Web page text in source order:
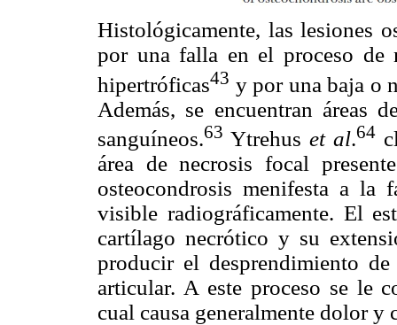
Histológicamente, las lesiones
por una falla en el proceso de
hipertróficas43 y por una baja o
Además, se encuentran áreas
sanguíneos.63 Ytrehus et al.64
área de necrosis focal
osteocondrosis menifesta a
visible radiográficamente. El
cartílago necrótico y su
producir el desprendimiento
articular. A este proceso se le
cual causa generalmente dolor